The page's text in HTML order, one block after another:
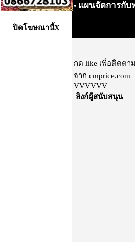
• แผนจัดการกับ
กด like เพื่อติดตา
จาก cmprice.com
VVVVVV
ลิงก์ผู้สนับสนุน
ปิดโฆษณานี้X